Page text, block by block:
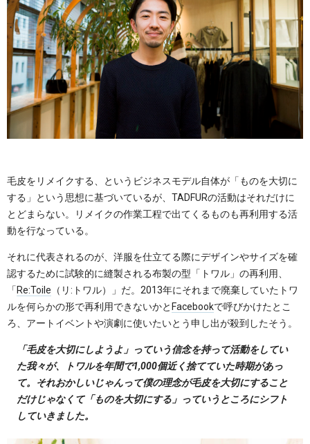
毛皮をリメイクする、というビジネスモデル自体が「ものを大切に
する」という思想に基づいているが、TADFURの活動はそれだけに
とどまらない。リメイクの作業工程で出てくるものも再利用する活
動を行なっている。
それに代表されるのが、洋服を仕立てる際にデザインやサイズを確
認するために試験的に縫製される布製の型「トワル」の再利用、
「 Re:Toile （リ:トワル）」だ。2013年にそれまで廃棄していたトワ
ルを何らかの形で再利用できないかと Facebookで呼びかけたとこ
ろ、アートイベントや演劇に使いたいとう申し出が殺到したそう。
「毛皮を大切にしようよ」っていう信念を持って活動をしてい
た我々が、トワルを年間で1,000個近く捨てていた時期があっ
て。それおかしいじゃんって僕の理念が毛皮を大切にすること
だけじゃなくて「ものを大切にする」っていうところにシフト
していきました。